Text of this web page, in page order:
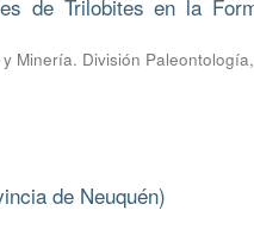
de Trilobites en la
Minería. División Paleontología,
de Neuquén)